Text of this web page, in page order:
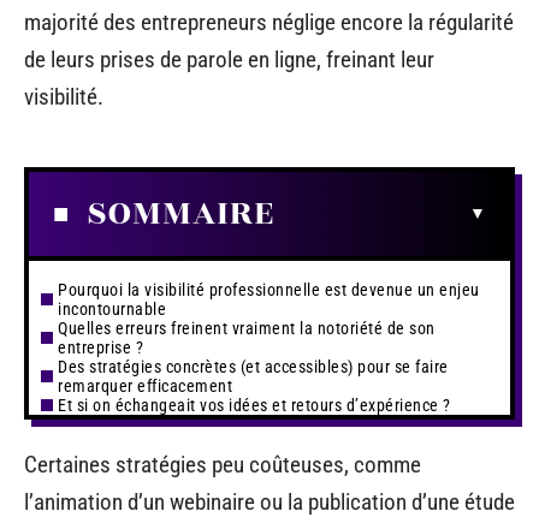
majorité des entrepreneurs néglige encore la régularité
de leurs prises de parole en ligne, freinant leur
visibilité.
SOMMAIRE
Pourquoi la visibilité professionnelle est devenue un enjeu
incontournable
Quelles erreurs freinent vraiment la notoriété de son
entreprise ?
Des stratégies concrètes (et accessibles) pour se faire
remarquer efficacement
Et si on échangeait vos idées et retours d’expérience ?
Certaines stratégies peu coûteuses, comme
l’animation d’un webinaire ou la publication d’une étude